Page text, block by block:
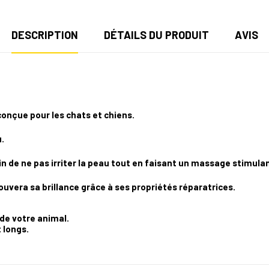
DESCRIPTION DÉTAILS DU PRODUIT AVIS
pour les chats et chiens.
de ne pas irriter la peau tout en faisant un massage
sa brillance grâce à ses propriétés réparatrices.
votre animal.
longs.